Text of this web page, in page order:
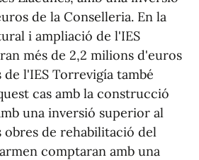
de la Conselleria. En la
i ampliació de l'IES
més de 2,2 milions d'euros
de l'IES Torrevigía també
cas amb la construcció
una inversió superior al
obres de rehabilitació del
comptaran amb una